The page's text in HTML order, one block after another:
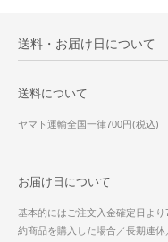
送料・お届け日について
送料について
ヤマト運輸全国一律700円(税込)
お届け日について
基本的にはご注文入金確定日よ
約商品を購入した場合／長期連